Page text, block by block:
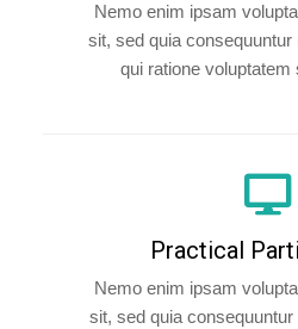
Nemo enim ipsam
sit, sed quia
qui ratione voluptatem
Practical
Nemo enim ipsam
sit, sed quia